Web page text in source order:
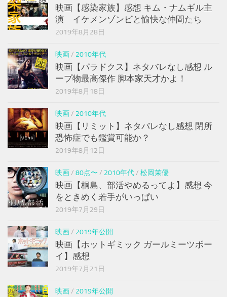
映画【感染家族】感想 キム・ナムギル主
演 イケメンゾンビと愉快な仲間たち
2019年8月28日
映画/ 2010年代
映画【パラドクス】ネタバレなし感想 ル
ープ物最高傑作 脚本家天才かよ！
2019年8月18日
映画/ 2010年代
映画【リミット】ネタバレなし感想 閉所
恐怖症でも鑑賞可能か？
2019年8月12日
映画/ 80点〜 / 2010年代/ 松岡茉優
映画【桐島、部活やめるってよ】感想 今
をときめく若手がいっぱい
2019年7月29日
映画/ 2019年公開
映画【ホットギミック ガールミーツボー
イ】感想
2019年7月21日
映画/ 2019年公開